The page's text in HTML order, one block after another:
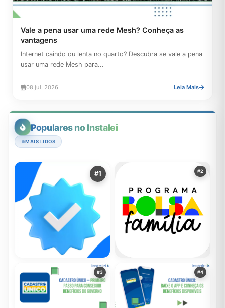
Vale a pena usar uma rede Mesh? Conheça as
vantagens
Internet caindo ou lenta no quarto? Descubra se vale a pena
usar uma rede Mesh para...
08 jul, 2026 Leia Mais
Populares no Instalei
MAIS LIDOS
#1
RECOMENDADOR
Aplicativos do
governo: 4 formas
de acessar seus
2.089.645
#2
Um Guia Sobre o Aplicativo
do Bolsa Família
1.097.463 20 mar, 2023
#3 #4